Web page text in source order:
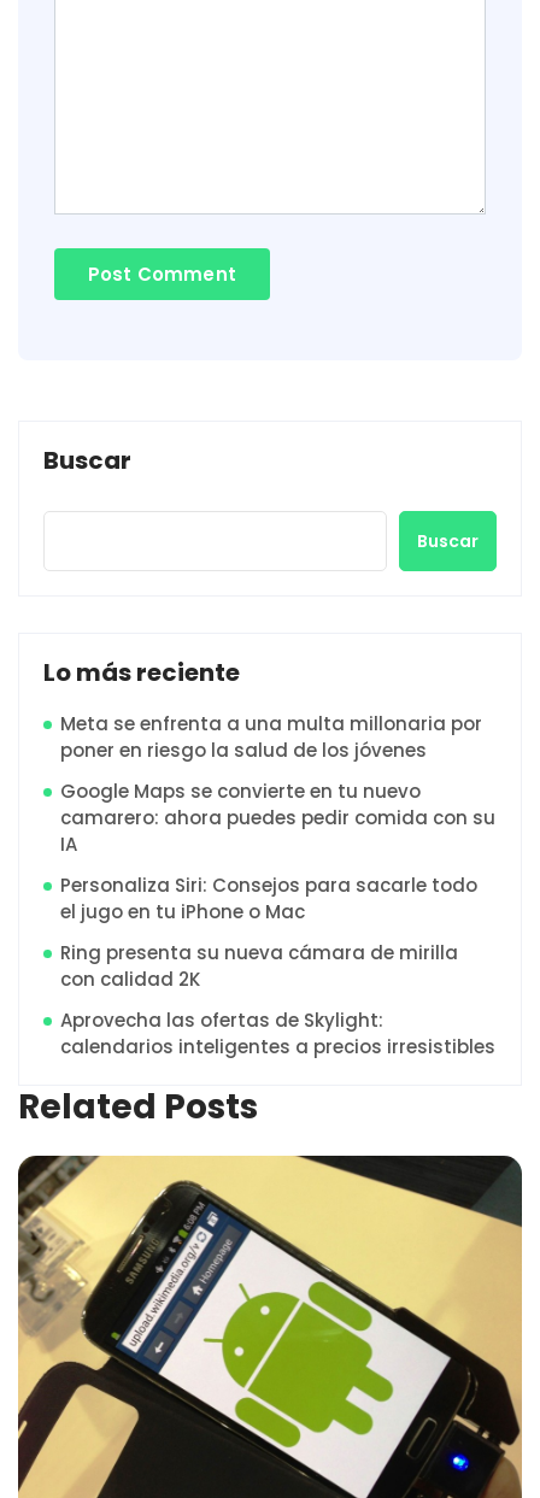
Buscar
Buscar
Lo más reciente
Meta se enfrenta a una multa millonaria por
poner en riesgo la salud de los jóvenes
Google Maps se convierte en tu nuevo
camarero: ahora puedes pedir comida con su
IA
Personaliza Siri: Consejos para sacarle todo
el jugo en tu iPhone o Mac
Ring presenta su nueva cámara de mirilla
con calidad 2K
Aprovecha las ofertas de Skylight:
calendarios inteligentes a precios irresistibles
Related Posts